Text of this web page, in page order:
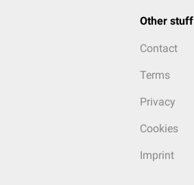
Other stuff
Contact
Terms
Privacy
Cookies
Imprint